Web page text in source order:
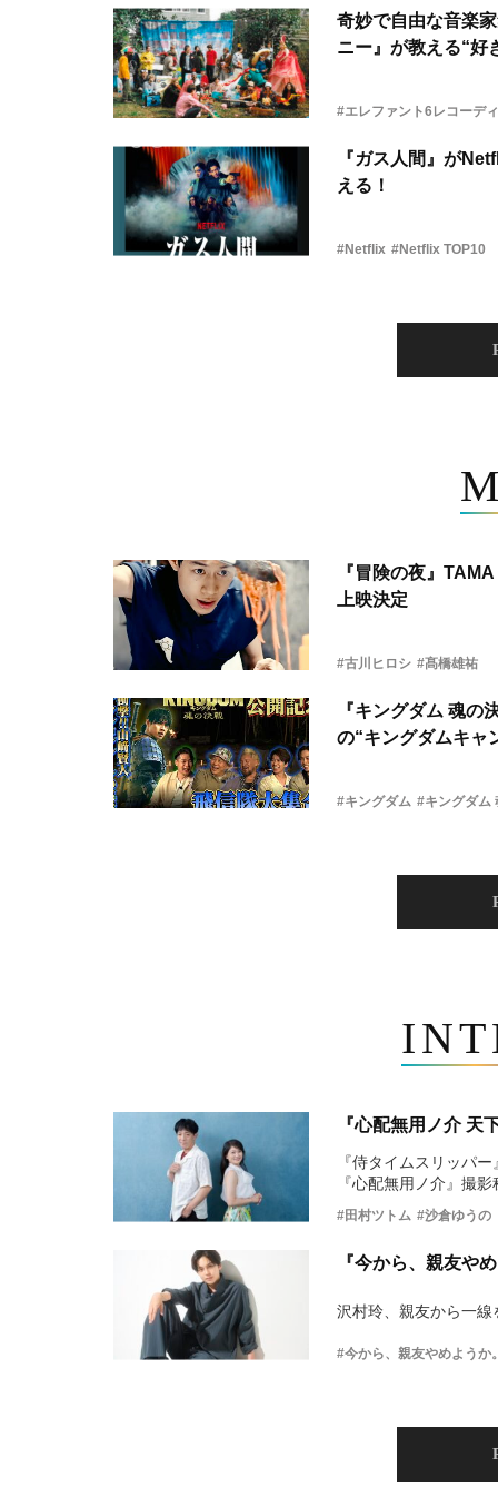
奇妙で自由な音楽
ニー』が教える“好
#エレファント6レコーデ
『ガス人間』が
える！
#Netflix #Netflix TOP10
『冒険の夜』
上映決定
#古川ヒロシ #髙橋雄祐
『キングダム 魂の
の“キングダムキャ
#キングダム #キングダム
『心配無用ノ介 天
『侍タイムスリッパ
『心配無用ノ介』撮影
#田村ツトム #沙倉ゆうの
『今から、親友や
沢村玲、親友から一
#今から、親友やめようか